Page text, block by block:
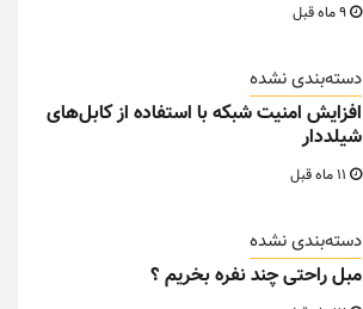
دسته‌بندی نشده
افزایش امنیت شبکه با استفاده از کابل‌های
شیلددار
دسته‌بندی نشده
مبل راحتی چند نفره بخریم ؟